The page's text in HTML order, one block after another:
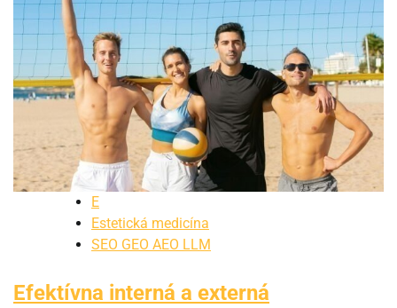
E
Estetická medicína
SEO GEO AEO LLM
Efektívna interná a externá